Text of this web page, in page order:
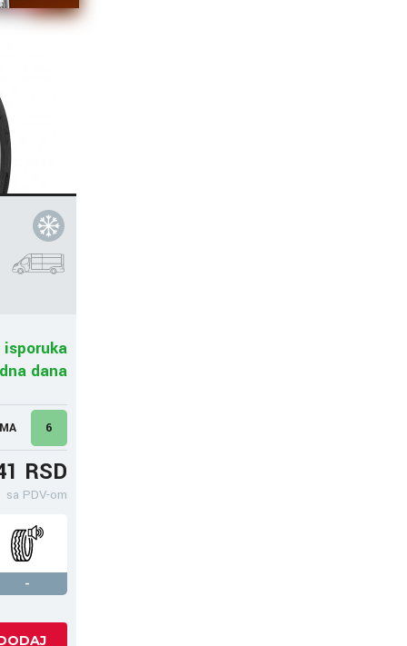
dana
6
RSD
sa PDV-om
-